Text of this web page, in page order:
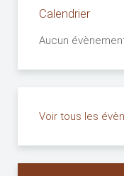
Calendrier
Aucun
Voir tous les